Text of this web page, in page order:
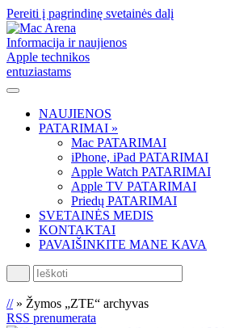
Pereiti į pagrindinę svetainės dalį
Informacija ir naujienos
Apple technikos
entuziastams
NAUJIENOS
PATARIMAI »
Mac PATARIMAI
iPhone, iPad PATARIMAI
Apple Watch PATARIMAI
Apple TV PATARIMAI
Priedų PATARIMAI
SVETAINĖS MEDIS
KONTAKTAI
PAVAIŠINKITE MANE KAVA
Ieškoti
//» Žymos „ZTE“ archyvas
RSS prenumerata